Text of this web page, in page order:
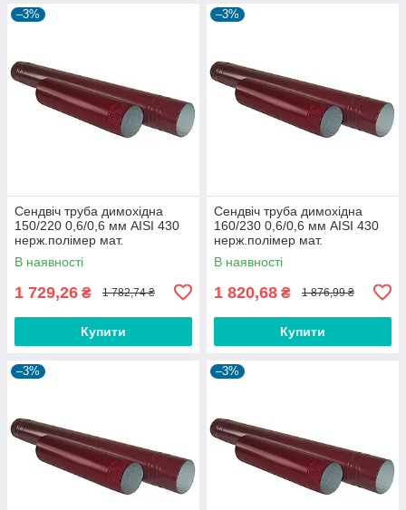
–3%
Сендвіч труба димохідна
150/220 0,6/0,6 мм AISI 430
нерж.полімер мат.
В наявності
1 729,26 ₴ 1 782,74 ₴
Купити
–3%
Сендвіч труба димохідна
160/230 0,6/0,6 мм AISI 430
нерж.полімер мат.
В наявності
1 820,68 ₴ 1 876,99 ₴
Купити
–3% –3%